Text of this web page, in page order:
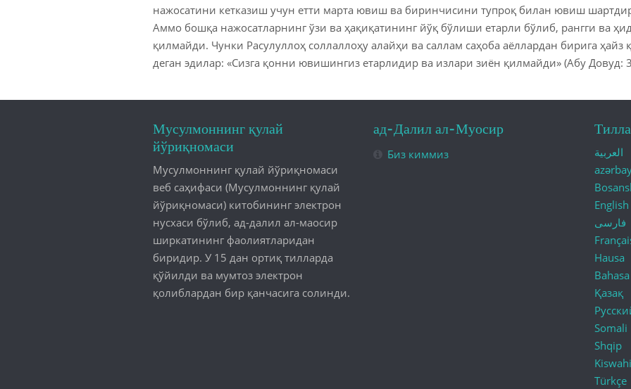
нажосатини кетказиш учун етти марта ювиш ва биринчисини тупроқ билан ювиш
Аммо бошқа нажосатларнинг ўзи ва ҳақиқатининг йўқ бўлиши етарли бўлиб, рангги ва
қилмайди. Чунки Расулуллоҳ соллаллоҳу алайҳи ва саллам саҳоба аёллардан бирига
деган эдилар: «Сизга қонни ювишингиз етарлидир ва излари зиён қилмайди» (Абу Довуд:
Мусулмоннинг қулай
йўриқномаси
Мусулмоннинг қулай йўриқномаси
веб саҳифаси (Мусулмоннинг қулай
йўриқномаси) китобининг электрон
нусхаси бўлиб, ад-далил ал-маосир
ширкатининг фаолиятларидан
биридир. У 15 дан ортиқ тилларда
қўйилди ва мумтоз электрон
қолиблардан бир қанчасига солинди.
ад-Далил ал-Муосир
Биз киммиз
العربية
English
فارسی
Hausa
Қазақ
Somali
Shqip
Türkçe